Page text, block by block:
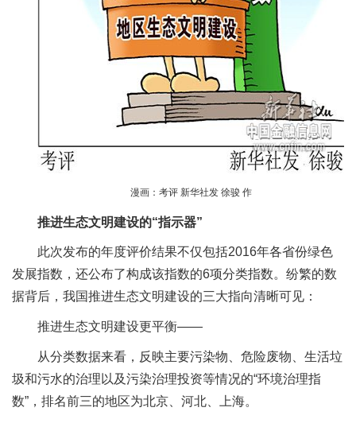
漫画：考评 新华社发 徐骏 作
推进生态文明建设的“指示器”
此次发布的年度评价结果不仅包括2016年各省份绿色
发展指数，还公布了构成该指数的6项分类指数。纷繁的数
据背后，我国推进生态文明建设的三大指向清晰可见：
推进生态文明建设更平衡——
从分类数据来看，反映主要污染物、危险废物、生活垃
圾和污水的治理以及污染治理投资等情况的“环境治理指
数”，排名前三的地区为北京、河北、上海。